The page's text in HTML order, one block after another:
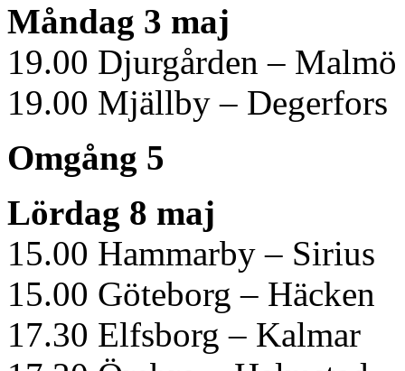
Måndag 3 maj
19.00 Djurgården – Malmö
19.00 Mjällby – Degerfors
Omgång 5
Lördag 8 maj
15.00 Hammarby – Sirius
15.00 Göteborg – Häcken
17.30 Elfsborg – Kalmar